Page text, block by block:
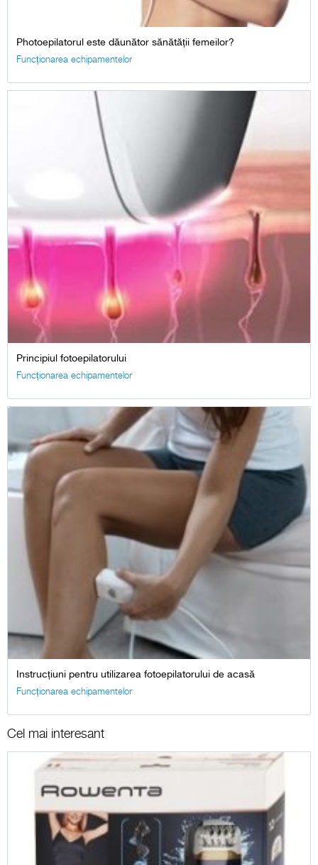
Photoepilatorul este dăunător sănătății femeilor?
Funcționarea echipamentelor
Principiul fotoepilatorului
Funcționarea echipamentelor
Instrucțiuni pentru utilizarea fotoepilatorului de acasă
Funcționarea echipamentelor
Cel mai interesant